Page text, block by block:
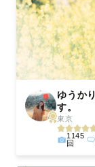
ゆうかり
す。
東京
1145
回